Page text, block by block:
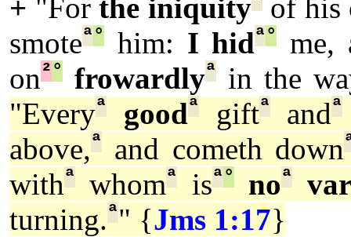
+ "For the iniquity of his
smoteª° him: I hidª°
me,
on²° frowardlyªin the
"Everyª goodª giftª andª
above,ª and cometh down
withª whomª isª° noª
turning.ª" {Jms 1:17}